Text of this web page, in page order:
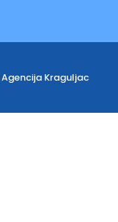
Agencija Kraguljac